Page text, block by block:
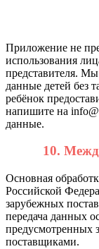
Приложение не
использования
представителя.
данные детей без
ребёнок
напишите на
данные.
10.
Основная
Российской
зарубежных
передача данных
предусмотренных
поставщиками.